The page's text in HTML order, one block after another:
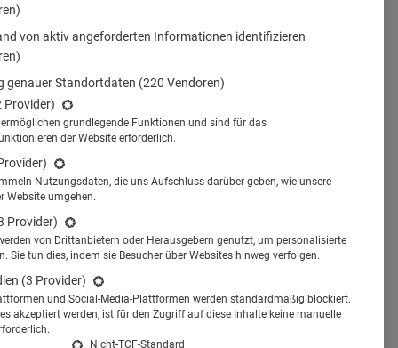
von aktiv angeforderten Informationen identifizieren
genauer Standortdaten (220 Vendoren)
Provider)
ermöglichen grundlegende Funktionen und sind für das
der Website erforderlich.
Nutzungsdaten, die uns Aufschluss darüber geben, wie unsere
Website umgehen.
Provider)
von Drittanbietern oder Herausgebern genutzt, um personalisierte
Sie tun dies, indem sie Besucher über Websites hinweg verfolgen.
(3 Provider)
und Social-Media-Plattformen werden standardmäßig blockiert.
akzeptiert werden, ist für den Zugriff auf diese Inhalte keine manuelle
Nicht-TCF-Standard